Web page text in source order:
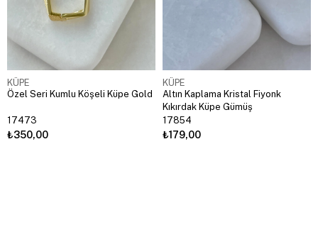
KÜPE
Özel Seri Kumlu Köşeli Küpe Gold
17473
₺350,00
KÜPE
Altın Kaplama Kristal Fiyonk
Kıkırdak Küpe Gümüş
17854
₺179,00